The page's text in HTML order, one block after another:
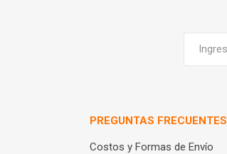
PREGUNTAS FRECUENTES
Costos y Formas de Envío